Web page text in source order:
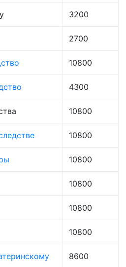
3200
2700
10800
4300
10800
10800
10800
10800
10800
10800
8600